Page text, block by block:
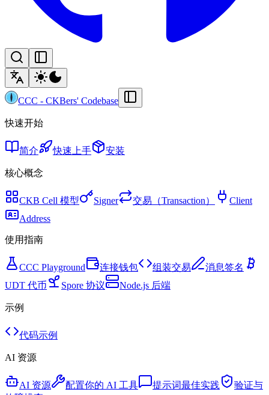
CCC - CKBers' Codebase
快速开始
简介 快速上手 安装
核心概念
CKB Cell 模型 Signer 交易（Transaction）
Client
Address
使用指南
CCC Playground 连接钱包 组装交易
消息签名
UDT 代币
Spore 协议 Node.js 后端
示例
代码示例
AI 资源
AI 资源 配置你的 AI 工具 提示词最佳实践
验证与